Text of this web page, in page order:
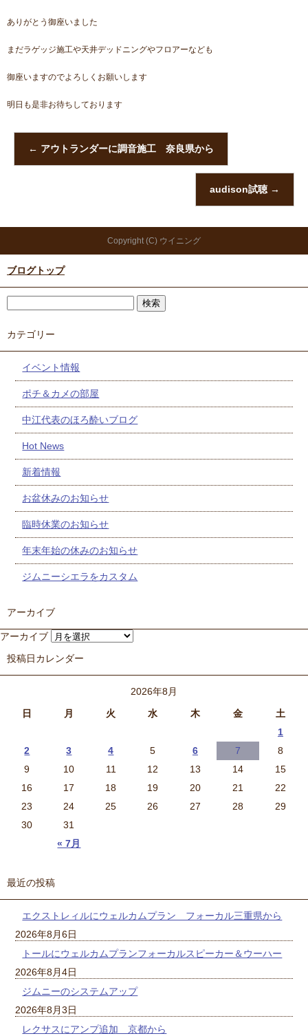
ありがとう御座いました
まだラゲッジ施工や天井デッドニングやフロアーなども
御座いますのでよろしくお願いします
明日も是非お待ちしております
← アウトランダーに調音施工 奈良県から
audison試聴 →
Copyright (C) ウイニング
ブログトップ
カテゴリー
イベント情報
ポチ＆カメの部屋
中江代表のほろ酔いブログ
Hot News
新着情報
お盆休みのお知らせ
臨時休業のお知らせ
年末年始の休みのお知らせ
ジムニーシエラをカスタム
アーカイブ
アーカイブ
投稿日カレンダー
2026年8月
日
月 火 水 木 金 土
« 7月
1
2
3 4 5 6 7
8
9
10 11 12 13 14
15
16
17 18 19 20 21
22
23
24 25 26 27 28
29
30
31
最近の投稿
エクストレィルにウェルカムプラン フォーカル三重県から
2026年8月6日
トールにウェルカムプランフォーカルスピーカー＆ウーハー
2026年8月4日
ジムニーのシステムアップ
2026年8月3日
レクサスにアンプ追加 京都から